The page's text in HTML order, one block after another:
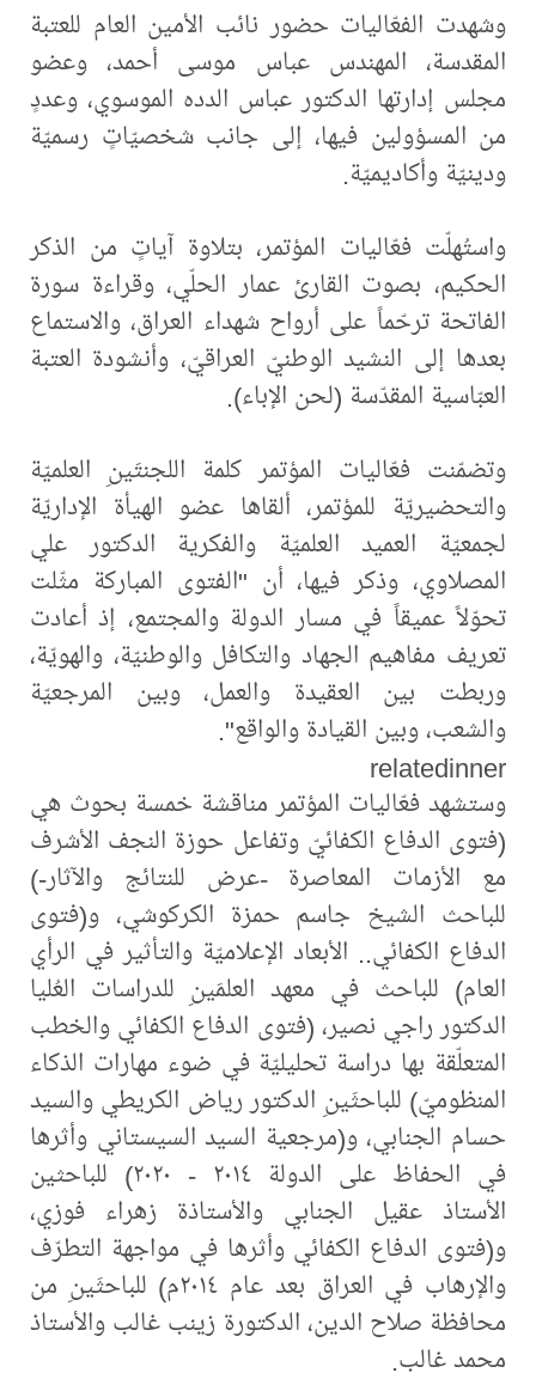
وشهدت الفعّاليات حضور نائب الأمين العام للعتبة
المقدسة، المهندس عباس موسى أحمد، وعضو
مجلس إدارتها الدكتور عباس الدده الموسوي، وعددٍ
من المسؤولين فيها، إلى جانب شخصيّاتٍ رسميّة
ودينيّة وأكاديميّة.
واستُهلّت فعّاليات المؤتمر، بتلاوة آياتٍ من الذكر
الحكيم، بصوت القارئ عمار الحلّي، وقراءة سورة
الفاتحة ترحّماً على أرواح شهداء العراق، والاستماع
بعدها إلى النشيد الوطنيّ العراقيّ، وأنشودة العتبة
العبّاسية المقدّسة (لحن الإباء).
وتضمّنت فعّاليات المؤتمر كلمة اللجنتَينِ العلميّة
والتحضيريّة للمؤتمر، ألقاها عضو الهيأة الإداريّة
لجمعيّة العميد العلميّة والفكرية الدكتور علي
المصلاوي، وذكر فيها، أن "الفتوى المباركة مثّلت
تحوّلاً عميقاً في مسار الدولة والمجتمع، إذ أعادت
تعريف مفاهيم الجهاد والتكافل والوطنيّة، والهويّة،
وربطت بين العقيدة والعمل، وبين المرجعيّة
والشعب، وبين القيادة والواقع".
relatedinner
وستشهد فعّاليات المؤتمر مناقشة خمسة بحوث هي
(فتوى الدفاع الكفائيّ وتفاعل حوزة النجف الأشرف
مع الأزمات المعاصرة -عرض للنتائج والآثار-)
للباحث الشيخ جاسم حمزة الكركوشي، و(فتوى
الدفاع الكفائي.. الأبعاد الإعلاميّة والتأثير في الرأي
العام) للباحث في معهد العلمَينِ للدراسات العُليا
الدكتور راجي نصير، (فتوى الدفاع الكفائي والخطب
المتعلّقة بها دراسة تحليليّة في ضوء مهارات الذكاء
المنظوميّ) للباحثَينِ الدكتور رياض الكريطي والسيد
حسام الجنابي، و(مرجعية السيد السيستاني وأثرها
في الحفاظ على الدولة ٢٠١٤ - ٢٠٢٠) للباحثين
الأستاذ عقيل الجنابي والأستاذة زهراء فوزي،
و(فتوى الدفاع الكفائي وأثرها في مواجهة التطرّف
والإرهاب في العراق بعد عام ٢٠١٤م) للباحثَينِ من
محافظة صلاح الدين، الدكتورة زينب غالب والأستاذ
محمد غالب.